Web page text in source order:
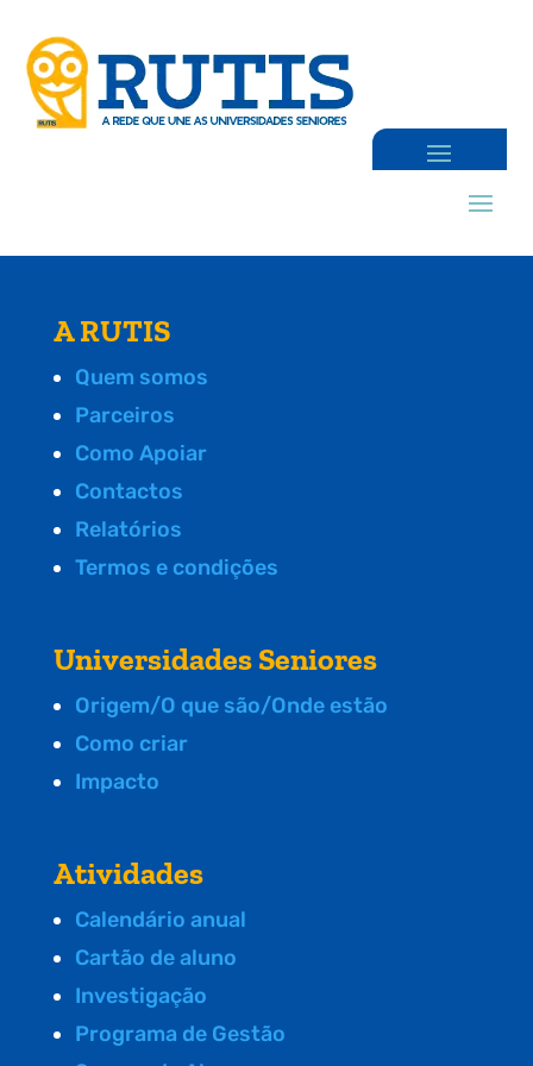
A RUTIS
Quem somos
Parceiros
Como Apoiar
Contactos
Relatórios
Termos e condições
Universidades Seniores
Origem/O que são/Onde estão
Como criar
Impacto
Atividades
Calendário anual
Cartão de aluno
Investigação
Programa de Gestão